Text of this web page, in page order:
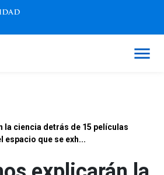
ciencia detrás de 15 películas
espacio que se exh...